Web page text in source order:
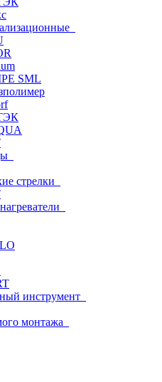
SML
стрелки
инструмент
монтажа